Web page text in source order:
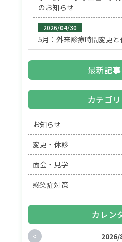
のお知らせ
2026/04/30
5月：外来診療時間変更
最新記
カテゴ
お知らせ
変更・休診
面会・見学
感染症対策
カレン
<
2026/